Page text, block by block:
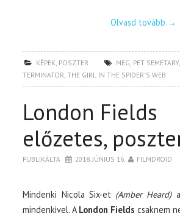
Olvasd tovább →
KÉPEK POSZTER MEG PET SEMETARY,
TERMINATOR ,THE GIRL IN THE SPIDER'S WEB
London Fields
előzetes,
PUBLIKÁLTA 2018. JÚNIUS 16. FILMDROID
Mindenki Nicola Six-et (Amber Heard)
mindenkivel. A London Fields csaknem